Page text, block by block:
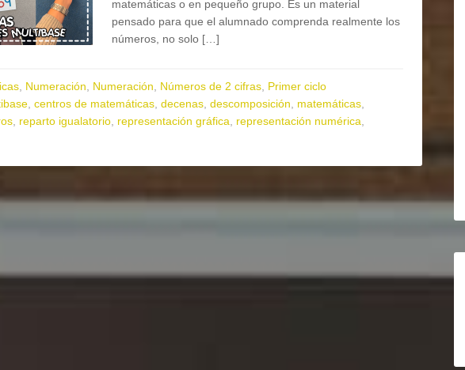
matemáticas o en pequeño grupo. Es un material
pensado para que el alumnado comprenda realmente los
números, no solo […]
Numeración Numeración Números de 2 cifras Primer ciclo
centros de matemáticas decenas descomposición matemáticas
reparto igualatorio representación gráfica representación numérica